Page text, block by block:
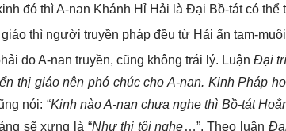
đó thì A-nan Khánh Hỉ Hải là Đại Bồ-tát có thể
thì người truyền pháp đều từ Hải ấn tam-
do A-nan truyền, cũng không trái lý. LuậnĐại
thị giáo nên phó chúc cho A-nan. Kinh Pháp
nói: “Kinh nào A-nan chưa nghe thì Bồ-tát
sẽ xưng là “Như thị tôi nghe…”. Theo luận